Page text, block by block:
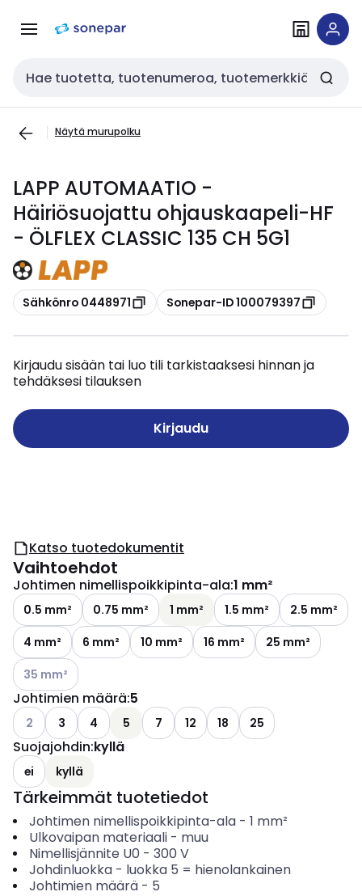
navigointiinsisältöön
Haku
Näytä murupolku
LAPP AUTOMAATIO -
Häiriösuojattu ohjauskaapeli-HF
- ÖLFLEX CLASSIC 135 CH 5G1
Kopioi
Sähkönro 0448971 Kopioi
Sonepar-ID 100079397
Kirjaudu sisään tai luo tili tarkistaaksesi hinnan ja
tehdäksesi tilauksen
Kirjaudu
Katso tuotedokumentit
Vaihtoehdot
Johtimen nimellispoikkipinta-ala:1 mm²
0.5 mm² 0.75 mm² 1 mm² 1.5 mm²
2.5 mm²
4 mm²
6 mm² 10 mm² 16 mm²
25 mm²
Katso käytettävissä olevat vaihtoehdot
35 mm²
Johtimien määrä:5
Katso käytettävissä olevat vaihtoehdot
2 3 4 5 7 12 18 25
Suojajohdin:kyllä
ei kyllä
Tärkeimmät tuotetiedot
Johtimen nimellispoikkipinta-ala- 1 mm²
Ulkovaipan materiaali- muu
Nimellisjännite U0 - 300 V
Johdinluokka- luokka 5 = hienolankainen
Johtimien määrä- 5